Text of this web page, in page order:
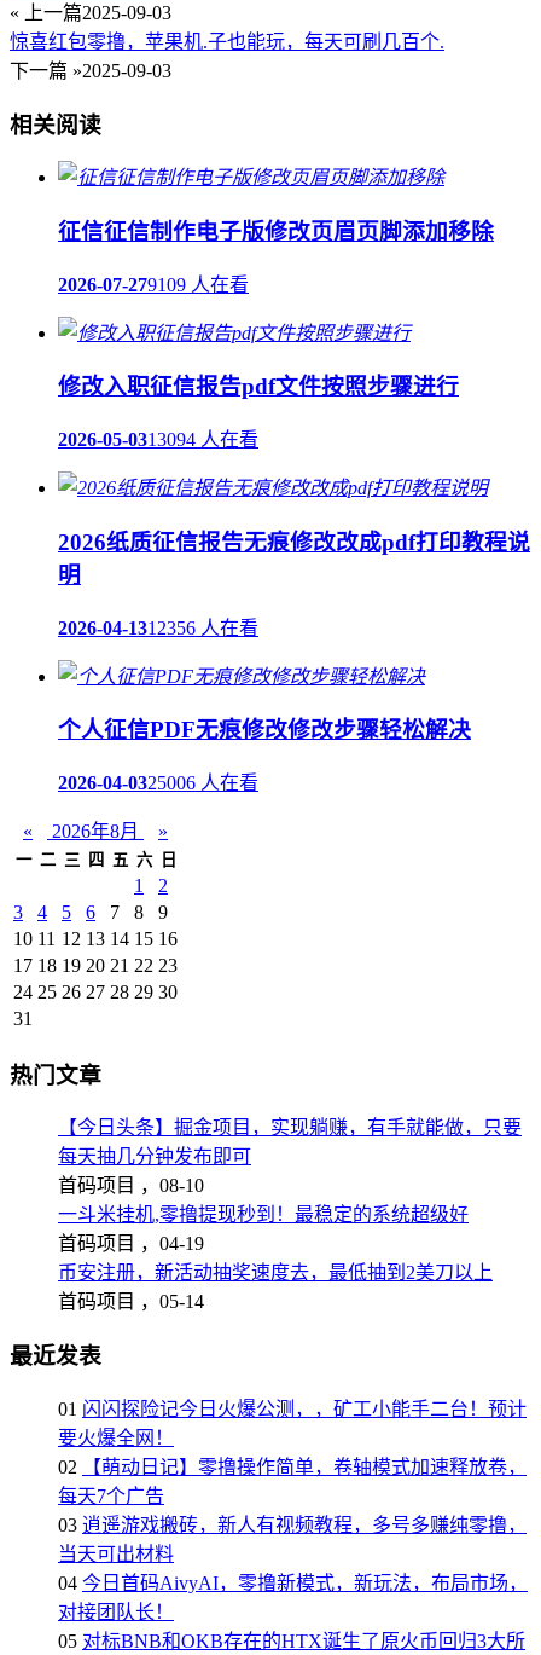
« 上一篇2025-09-03
惊喜红包零撸，苹果机.子也能玩，每天可刷几百个.
下一篇 »2025-09-03
相关阅读
征信征信制作电子版修改页眉页脚添加移除
2026-07-279109 人在看
修改入职征信报告pdf文件按照步骤进行
2026-05-0313094 人在看
2026纸质征信报告无痕修改改成pdf打印教程说
明
2026-04-1312356 人在看
个人征信PDF无痕修改修改步骤轻松解决
2026-04-0325006 人在看
« 2026年8月 »
一 二 三 四 五 六 日
1
2
3
4 5 6 7 8
9
10 11 12 13 14 15 16
17 18 19 20 21 22 23
24 25 26 27 28 29 30
31
热门文章
【今日头条】掘金项目，实现躺赚，有手就能做，只要
每天抽几分钟发布即可
首码项目 ， 08-10
一斗米挂机,零撸提现秒到！最稳定的系统超级好
首码项目 ， 04-19
币安注册，新活动抽奖速度去，最低抽到2美刀以上
首码项目 ， 05-14
最近发表
01 闪闪探险记今日火爆公测，，矿工小能手二台！预计
要火爆全网！
02
【萌动日记】零撸操作简单，卷轴模式加速释放卷，
每天7个广告
03 逍遥游戏搬砖，新人有视频教程，多号多赚纯零撸，
当天可出材料
04 今日首码AivyAI，零撸新模式，新玩法，布局市场，
对接团队长！
05 对标BNB和OKB存在的HTX诞生了原火币回归3大所